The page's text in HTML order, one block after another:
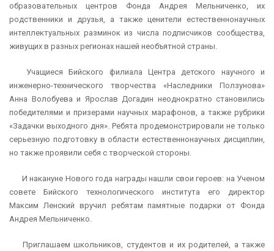
образовательных центров Фонда Андрея Мельниченко, их
родственники и друзья, а также ценители естественнонаучных
интеллектуальных разминок из числа подписчиков сообщества,
живущих в разных регионах нашей необъятной страны.
Учащиеся Бийского филиала Центра детского научного и
инженерно-технического творчества «Наследники Ползунова»
Анна Волобуева и Ярослав Догадин неоднократно становились
победителями и призерами научных марафонов, а также рубрики
«Задачки выходного дня». Ребята продемонстрировали не только
серьезную подготовку в области естественнонаучных дисциплин,
но также проявили себя с творческой стороны.
И накануне Нового года награды нашли свои героев: на Ученом
совете Бийского технологического института его директор
Максим Ленский вручил ребятам памятные подарки от Фонда
Андрея Мельниченко.
Приглашаем школьников, студентов и их родителей, а также